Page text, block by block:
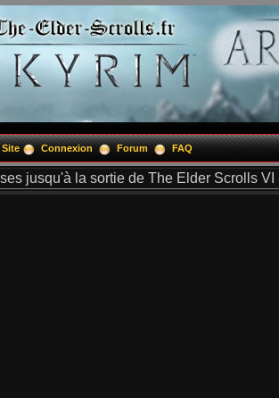
Site Connexion Forum FAQ
jusqu'à la sortie de The Elder Scrolls VI